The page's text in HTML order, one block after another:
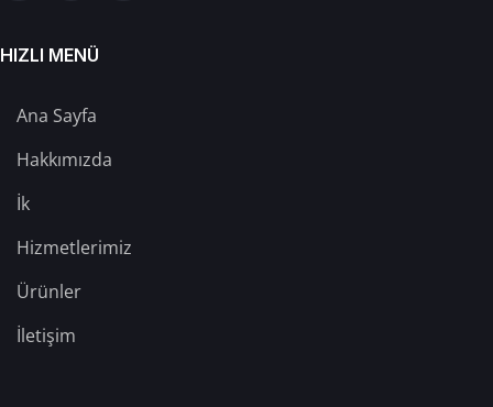
HIZLI MENÜ
Ana Sayfa
Hakkımızda
İk
Hizmetlerimiz
Ürünler
İletişim